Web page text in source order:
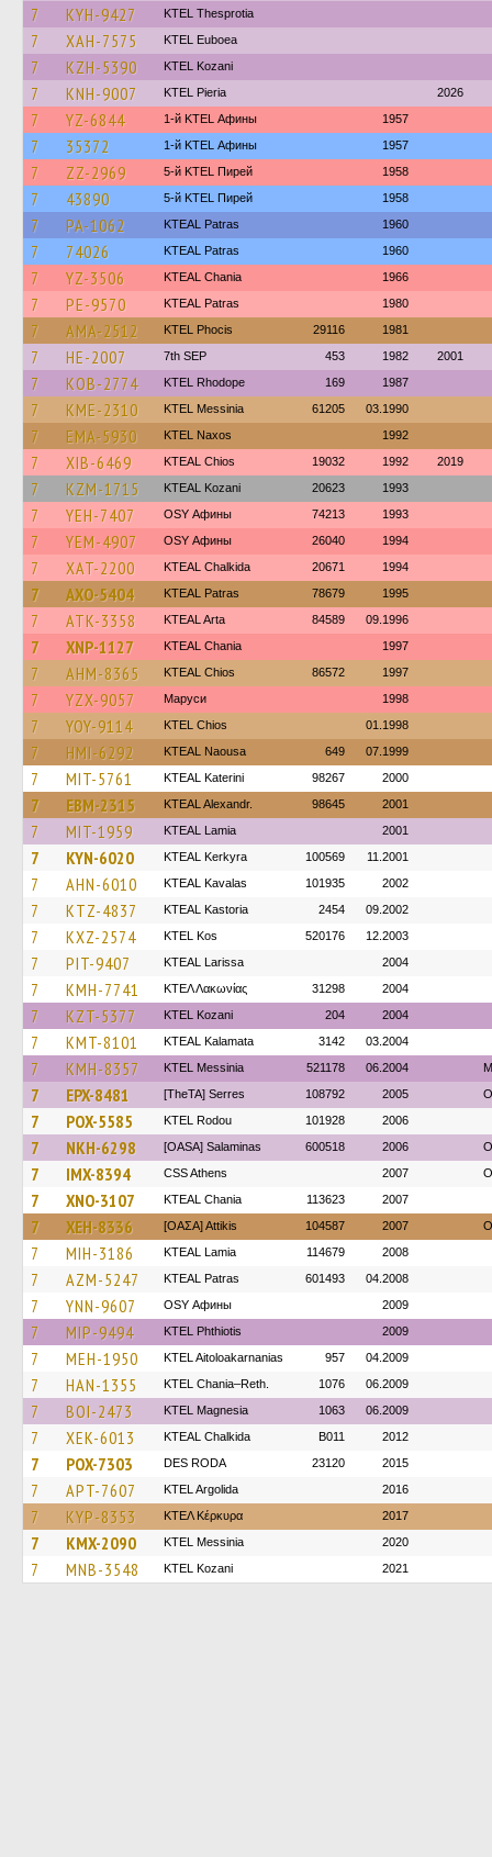
7 KYH-9427 KTEL Thesprotia
7 XAH-7575 ΚΤΕL Euboea
7 KZH-5390 ΚΤΕL Kozani
7 KNH-9007 KTEL Pieria 2026
7 YZ-6844 1-й KTEL Афины 1957
7 35372 1-й KTEL Афины 1957
7 ZZ-2969 5-й KTEL Пирей 1958
7 43890 5-й KTEL Пирей 1958
7 PA-1062 KTEAL Patras 1960
7 74026 KTEAL Patras 1960
7 YZ-3506 KTEAL Chania 1966
7 PE-9570 KTEAL Patras 1980
7 AMA-2512 ΚΤΕL Phocis 29116 1981
7 HE-2007 7th SEP 453 1982 2001
7 KOB-2774 KTEL Rhodope 169 1987
7 KME-2310 KTEL Messinia 61205 03.1990
7 EMA-5930 KTEL Naxos 1992
7 XIB-6469 KTEAL Chios 19032 1992 2019
7 KZM-1715 KTEAL Kozani 20623 1993
7 YEH-7407 OSY Афины 74213 1993
7 YEM-4907 OSY Афины 26040 1994
7 XAT-2200 KTEAL Chalkida 20671 1994
7 AXO-5404 KTEAL Patras 78679 1995
7 ATK-3358 KTEAL Arta 84589 09.1996
7 XNP-1127 KTEAL Chania 1997
7 AHM-8365 KTEAL Chios 86572 1997
7 YZX-9057 Маруси 1998
7 YOY-9114 KTEL Chios 01.1998
7 HMI-6292 KTEAL Naousa 649 07.1999
7 MIT-5761 KTEAL Katerini 98267 2000
7 EBM-2315 KTEAL Alexandr. 98645 2001
7 MIT-1959 KTEAL Lamia 2001
7 KYN-6020 KTEAL Kerkyra 100569 11.2001
7 AHN-6010 KTEAL Kavalas 101935 2002
7 KTZ-4837 KTEAL Kastoria 2454 09.2002
7 KXZ-2574 KTEL Kos 520176 12.2003
7 PIT-9407 KTEAL Larissa 2004
7 KMH-7741 ΚΤΕΛ Λακωνίας 31298 2004
7 KZT-5377 ΚΤΕL Kozani 204 2004
7 KMT-8101 KTEAL Kalamata 3142 03.2004
7 KMH-8357 KTEL Messinia 521178 06.2004
7 EPX-8481 [TheTA] Serres 108792 2005
7 POX-5585 ΚΤΕL Rodou 101928 2006
7 NKH-6298 [OASA] Salaminas 600518 2006
7 IMX-8394 CSS Athens 2007
7 XNO-3107 KTEAL Chania 113623 2007
7 XEH-8336 [ΟΑΣΑ] Αttikis 104587 2007
7 MIH-3186 KTEAL Lamia 114679 2008
7 AZM-5247 KTEAL Patras 601493 04.2008
7 YNN-9607 OSY Афины 2009
7 MIP-9494 ΚΤΕL Phthiotis 2009
7 MEH-1950 KTEL Aitoloakarnanias 957 04.2009
7 HAN-1355 KTEL Chania–Reth. 1076 06.2009
7 BOI-2473 ΚΤΕL Magnesia 1063 06.2009
7 XEK-6013 KTEAL Chalkida B011 2012
7 POX-7303 DES RODA 23120 2015
7 APT-7607 KTEL Argolida 2016
7 KYP-8353 ΚΤΕΛ Κέρκυρα 2017
7 KMX-2090 KTEL Messinia 2020
7 MNB-3548 ΚΤΕL Kozani 2021